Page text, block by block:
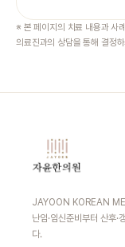
※ 본 페이지의 치료 내용과 사
의료진과의 상담을 통해 결정
JAYOON KOREAN
난임·임신준비부터 산후·
다.